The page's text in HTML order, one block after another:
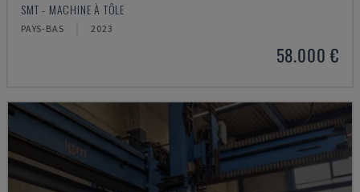
SMT - MACHINE À TÔLE
PAYS-BAS 2023
58.000 €